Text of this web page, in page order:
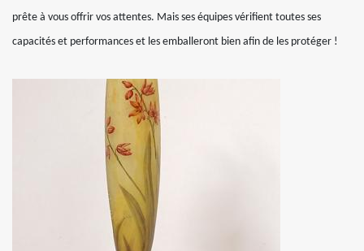
prête à vous offrir vos attentes. Mais ses équipes vérifient toutes ses
capacités et performances et les emballeront bien afin de les protéger !